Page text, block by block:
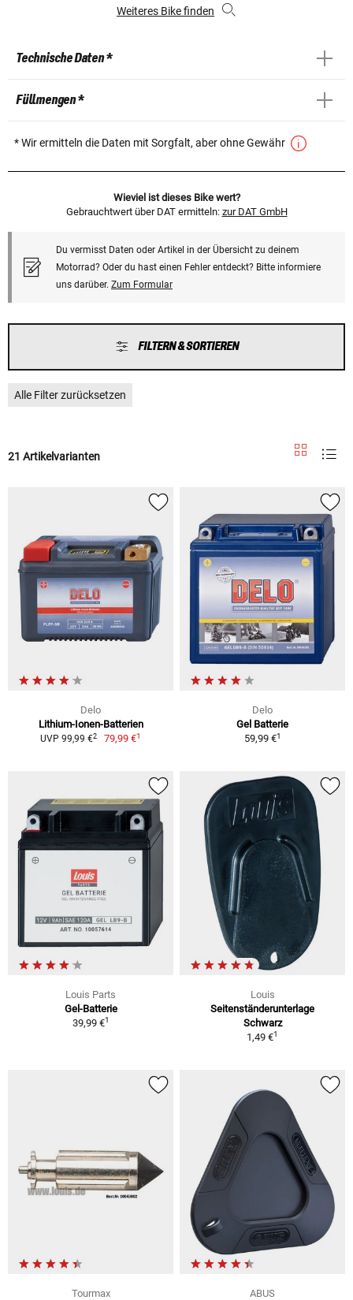
Weiteres Bike finden
Technische Daten *
Füllmengen *
* Wir ermitteln die Daten mit Sorgfalt, aber ohne Gewähr
Wieviel ist dieses Bike wert?
Gebrauchtwert über DAT ermitteln: zur DAT GmbH
Du vermisst Daten oder Artikel in der Übersicht zu deinem
Motorrad? Oder du hast einen Fehler entdeckt? Bitte informiere
uns darüber. Zum Formular
FILTERN & SORTIEREN
Alle Filter zurücksetzen
21 Artikelvarianten
Delo
Lithium-Ionen-Batterien
UVP 99,99 €2 79,99 €1
Delo
Gel Batterie
59,99 €1
Louis Parts
Gel-Batterie
39,99 €1
Louis
Seitenständerunterlage
Schwarz
1,49 €1
Tourmax
ABUS